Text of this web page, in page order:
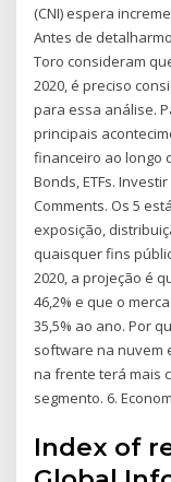
(CNI) espera
Antes de
Toro consideram
2020, é preciso
para essa análise.
principais
financeiro ao longo
Bonds, ETFs.
Comments. Os 5
exposição,
quaisquer fins
2020, a projeção é
46,2% e que o
35,5% ao ano. Por
software na nuvem
na frente terá mais
segmento. 6.
Index of